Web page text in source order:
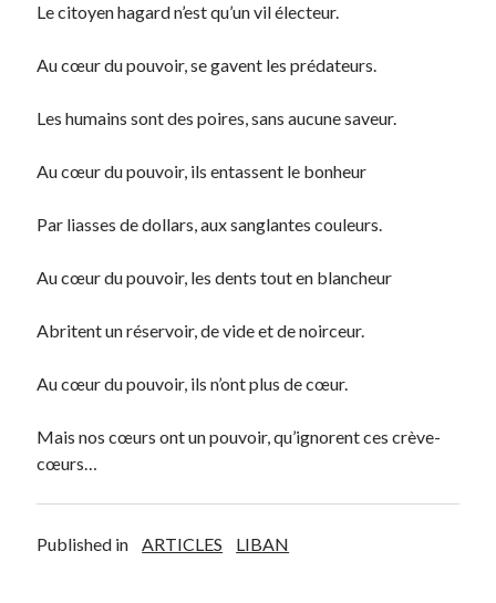
Le citoyen hagard n’est qu’un vil électeur.
Au cœur du pouvoir, se gavent les prédateurs.
Les humains sont des poires, sans aucune saveur.
Au cœur du pouvoir, ils entassent le bonheur
Par liasses de dollars, aux sanglantes couleurs.
Au cœur du pouvoir, les dents tout en blancheur
Abritent un réservoir, de vide et de noirceur.
Au cœur du pouvoir, ils n’ont plus de cœur.
Mais nos cœurs ont un pouvoir, qu’ignorent ces crève-
cœurs…
Published in ARTICLES LIBAN